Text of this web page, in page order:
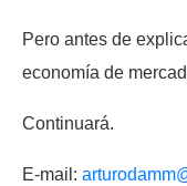
Pero antes de
economía de
Continuará.
E-mail: